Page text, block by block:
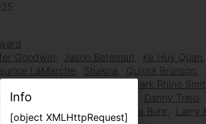
Goodwin Jason Bateman Ke Huy Quan
LaMarche Shakira Quinta Brunson
Dallas Mark Rhino
Danny Trejo
Eric Bauza Reba Buhr Larry
Info
[object XMLHttpRequest]